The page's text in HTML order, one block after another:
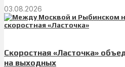
03.08.2026
Скоростная «Ласточка»
на выходных